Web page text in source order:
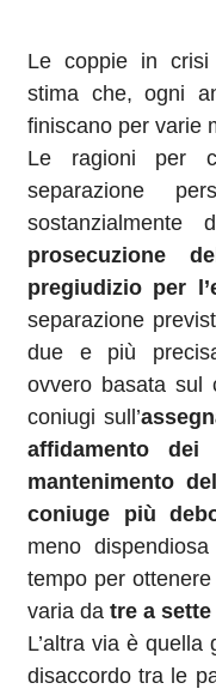
Le coppie in
stima che, ogni
finiscano per varie
Le ragioni per
separazione
sostanzialmente
prosecuzione
pregiudizio per
separazione
due e più
ovvero basata sul
coniugi sull’
affidamento
mantenimento
coniuge più
meno
tempo per
varia da tre a sette
L’altra via è
disaccordo tra le